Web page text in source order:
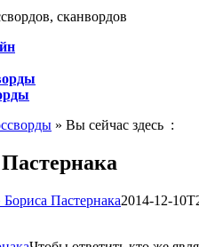
сканвордов
» Вы сейчас здесь :
Пастернака2014-12-